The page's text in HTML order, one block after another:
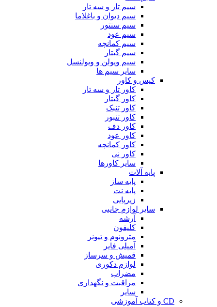
سیم تار و سه تار
سیم دیوان و باغلاما
سیم سنتور
سیم عود
سیم کمانچه
سیم گیتار
سیم ویولن و ویولنسل
سایر سیم ها
کیس و کاور
کاور تار و سه تار
کاور گیتار
کاور تنبک
کاور تنبور
کاور دف
کاور عود
کاور کمانچه
کاور نی
سایر کاورها
پایه آلات
پایه ساز
پایه نت
زیرپایی
سایر لوازم جانبی
آرشه
کلیفون
مترونوم و تیونر
آمپلی فایر
قمیش و سرساز
لوازم دکوری
مضراب
مراقبت و نگهداری
سایر
CD و کتاب آموزشی